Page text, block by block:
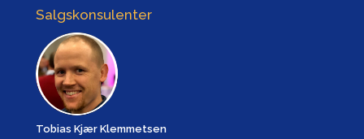
Salgskonsulenter
Tobias Kjær Klemmetsen